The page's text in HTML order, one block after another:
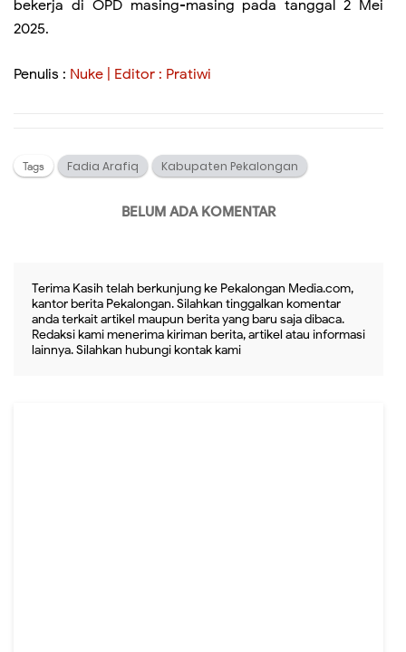
bekerja di OPD masing-masing pada tanggal 2 Mei
2025.
Penulis : Nuke | Editor : Pratiwi
Tags Fadia Arafiq Kabupaten Pekalongan
BELUM ADA KOMENTAR
Terima Kasih telah berkunjung ke Pekalongan Media.com,
kantor berita Pekalongan. Silahkan tinggalkan komentar
anda terkait artikel maupun berita yang baru saja dibaca.
Redaksi kami menerima kiriman berita, artikel atau informasi
lainnya. Silahkan hubungi kontak kami